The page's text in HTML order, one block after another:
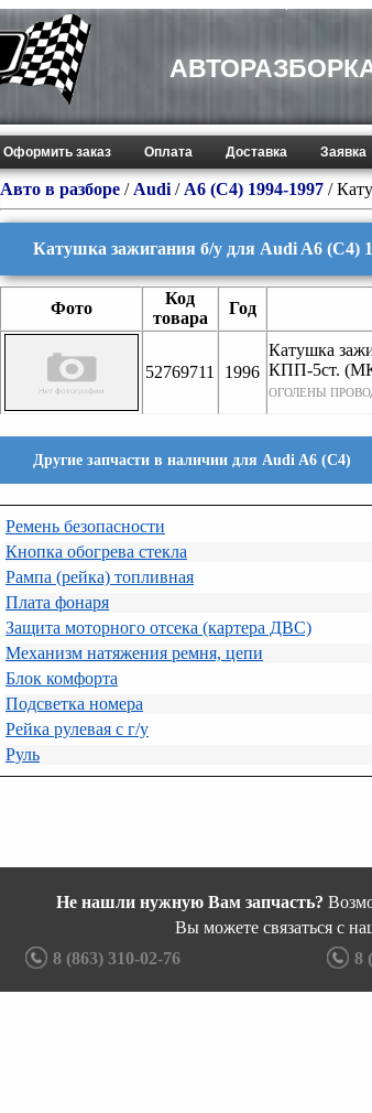
Оформить заказ Оплата Доставка Заявка
Авто в разборе / Audi / A6 (C4) 1994-1997 /
Катушка зажигания б/у для Audi A6 (C4)
Фото
Код
товара
Год
52769711 1996
Катушка
КПП-5ст.
ОГОЛЕНЫ
Другие запчасти в наличии для Audi A6 (C4)
Ремень безопасности
Кнопка обогрева стекла
Рампа (рейка) топливная
Плата фонаря
Защита моторного отсека (картера ДВС)
Механизм натяжения ремня, цепи
Блок комфорта
Подсветка номера
Рейка рулевая с г/у
Руль
Не нашли нужную Вам запчасть?
Вы можете связаться с
8 (863) 310-02-76
8